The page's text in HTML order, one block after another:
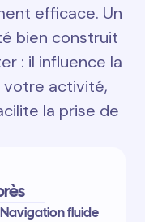
efficace. Un
bien construit
: il influence la
votre activité,
la prise de
Navigation fluide